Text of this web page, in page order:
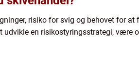
risiko for svig og behovet for at
en risikostyringsstrategi, være